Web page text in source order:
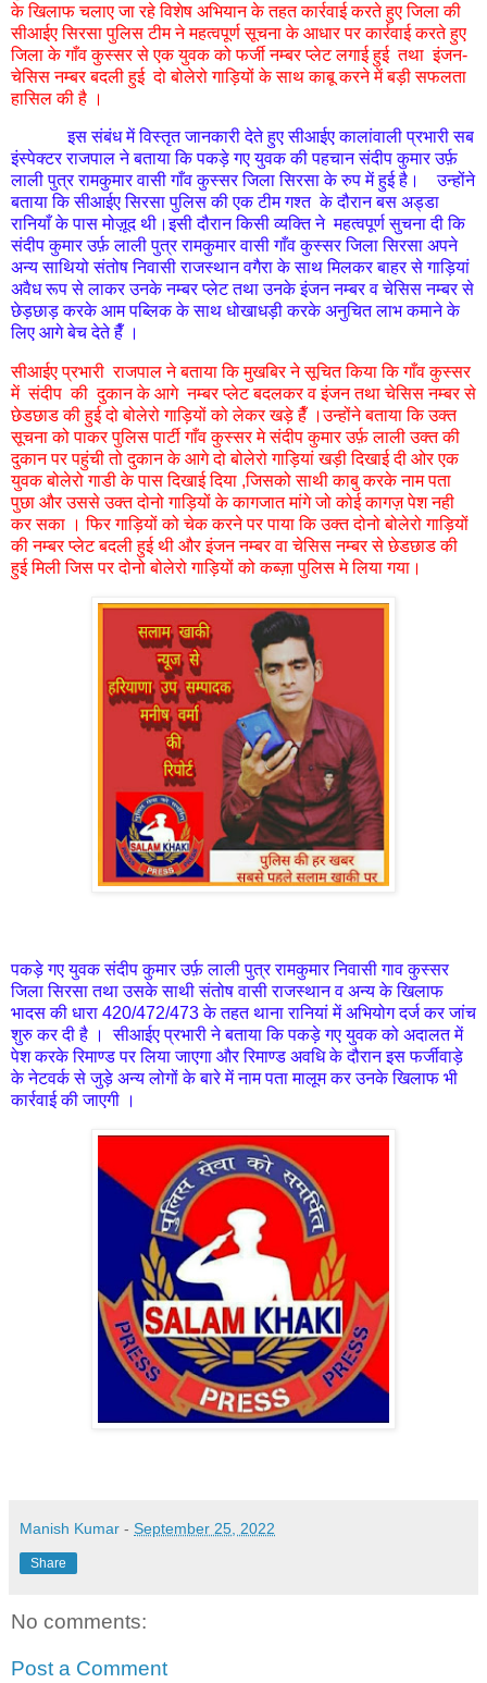
के खिलाफ चलाए जा रहे विशेष अभियान के तहत कार्रवाई करते हुएजिला की
सीआईए सिरसा पुलिस टीम ने महत्वपूर्ण सूचना के आधार पर कार्रवाई करते हुए
जिला के गाँव कुस्सर से एक युवक को फर्जी नम्बर प्लेट लगाई हुई तथा इंजन-
चेसिस नम्बर बदली हुई दो बोलेरो गाड़ियों के साथ काबू करने में बड़ी सफलता
हासिल की है ।
इस संबंध में विस्तृत जानकारी देते हुए सीआईए कालांवाली प्रभारी सब
इंस्पेक्टर राजपाल ने बताया कि पकड़े गए युवक की पहचान संदीप कुमार उर्फ़
लाली पुत्र रामकुमार वासी गाँव कुस्सर जिला सिरसा के रुप में हुई है। उन्होंने
बताया कि सीआईए सिरसा पुलिस की एक टीम गश्त के दौरान बस अड्डा
रानियाँ के पास मोज़ूद थी।इसी दौरान किसी व्यक्ति ने महत्वपूर्ण सुचना दी कि
संदीप कुमार उर्फ़ लाली पुत्र रामकुमार वासी गाँव कुस्सर जिला सिरसा अपने
अन्य साथियो संतोष निवासी राजस्थान वगैरा के साथ मिलकर बाहर से गाड़ियां
अवैध रूप से लाकर उनके नम्बर प्लेट तथा उनके इंजन नम्बर व चेसिस नम्बर से
छेड़छाड़ करके आम पब्लिक के साथ धोखाधड़ी करके अनुचित लाभ कमाने के
लिए आगे बेच देते हैँ ।
सीआईए प्रभारी राजपाल ने बताया कि मुखबिर ने सूचित किया कि गाँव कुस्सर
में संदीप की दुकान के आगे नम्बर प्लेट बदलकर व इंजन तथा चेसिस नम्बर से
छेडछाड की हुई दो बोलेरो गाड़ियों को लेकर खड़े हैँ ।उन्होंने बताया कि उक्त
सूचना को पाकर पुलिस पार्टी गाँव कुस्सर मे संदीप कुमार उर्फ़ लाली उक्त की
दुकान पर पहुंची तो दुकान के आगे दो बोलेरो गाड़ियां खड़ी दिखाई दी ओर एक
युवक बोलेरो गाडी के पास दिखाई दिया ,जिसको साथी काबु करके नाम पता
पुछा और उससे उक्त दोनो गाड़ियों के कागजात मांगे जो कोई कागज़ पेश नही
कर सका । फिर गाड़ियों को चेक करने पर पाया कि उक्त दोनो बोलेरो गाड़ियों
की नम्बर प्लेट बदली हुई थी और इंजन नम्बर वा चेसिस नम्बर से छेडछाड की
हुई मिली जिस पर दोनो बोलेरो गाड़ियों को कब्ज़ा पुलिस मे लिया गया।
पकड़े गए युवक संदीप कुमार उर्फ़ लाली पुत्र रामकुमार निवासी गाव कुस्सर
जिला सिरसा तथा उसके साथी संतोष वासी राजस्थान व अन्य के खिलाफ
भादस की धारा 420/472/473 के तहत थाना रानियां में अभियोग दर्ज कर जांच
शुरु कर दी है । सीआईए प्रभारी ने बताया कि पकड़े गए युवक को अदालत में
पेश करके रिमाण्ड पर लिया जाएगा और रिमाण्ड अवधि के दौरान इस फर्जीवाड़े
के नेटवर्क से जुड़े अन्य लोगों के बारे में नाम पता मालूम कर उनके खिलाफ भी
कार्रवाई की जाएगी ।
Manish Kumar - September 25, 2022
Share
No comments:
Post a Comment